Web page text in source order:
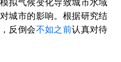
拟气候变化导致城市水域
城市的影响。根据研究结
反倒会不如之前认真对待